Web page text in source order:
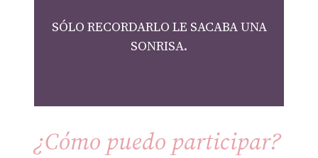
SÓLO RECORDARLO LE SACABA UNA
SONRISA.
¿Cómo puedo participar?